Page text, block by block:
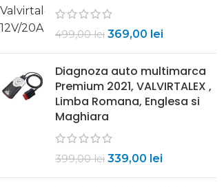
499,00lei 369,00 lei
Diagnoza auto multimarca
Premium 2021, VALVIRTALEX ,
Limba Romana, Englesa si
Maghiara
399,00lei 339,00 lei